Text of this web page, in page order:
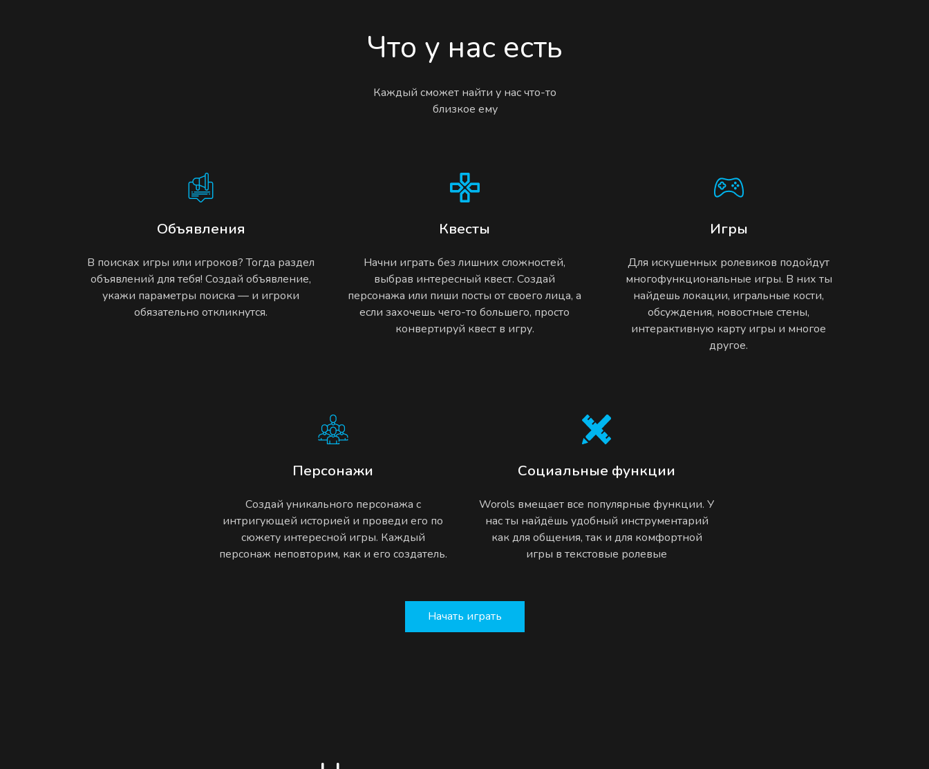
Что у нас есть
Каждый сможет найти у нас что-то
близкое ему
Объявления
В поисках игры или игроков? Тогда раздел
объявлений для тебя! Создай объявление,
укажи параметры поиска — и игроки
обязательно откликнутся.
Квесты
Начни играть без лишних сложностей,
выбрав интересный квест. Создай
персонажа или пиши посты от своего лица, а
если захочешь чего-то большего, просто
конвертируй квест в игру.
Игры
Для искушенных ролевиков подойдут
многофункциональные игры. В них ты
найдешь локации, игральные кости,
обсуждения, новостные стены,
интерактивную карту игры и многое
другое.
Персонажи
Создай уникального персонажа с
интригующей историей и проведи его по
сюжету интересной игры. Каждый
персонаж неповторим, как и его создатель.
Социальные функции
Worols вмещает все популярные функции. У
нас ты найдёшь удобный инструментарий
как для общения, так и для комфортной
игры в текстовые ролевые
Начать играть